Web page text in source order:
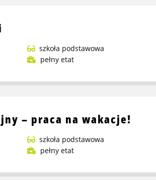
szkoła podstawowa
pełny etat
– praca na wakacje!
szkoła podstawowa
pełny etat